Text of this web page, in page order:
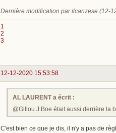
Dernière modification par ilcanzese (12-
1
2
3
12-12-2020 15:53:58
AL LAURENT a écrit :
@Gillou J.Boe était aussi derrière la
C'est bien ce que je dis, il n'y a pas de